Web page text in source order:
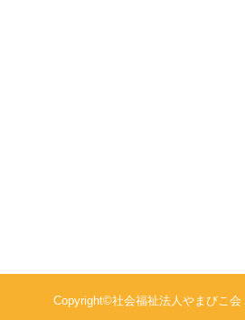
Copyright©社会福祉法人やまびこ